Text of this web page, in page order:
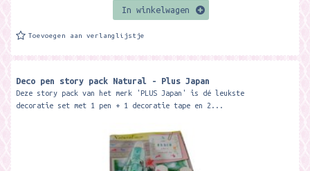
In winkelwagen
Toevoegen aan verlanglijstje
Deco pen story pack Natural - Plus Japan
Deze story pack van het merk 'PLUS Japan' is dé leukste
decoratie set met 1 pen + 1 decoratie tape en 2...